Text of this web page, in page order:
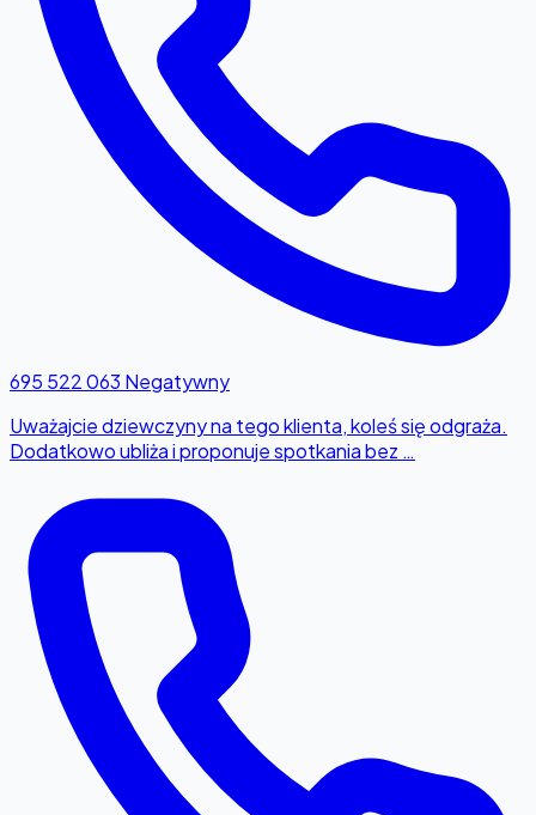
695 522 063 Negatywny
Uważajcie dziewczyny na tego klienta, koleś się odgraża.
Dodatkowo ubliża i proponuje spotkania bez …